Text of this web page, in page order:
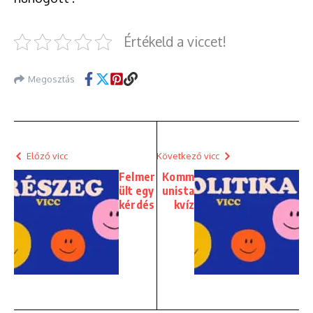
Értékeld a viccet!
Megosztás
Előző vicc
Felmer
ült egy
kérdés
Következő vicc
Komm
unista
kvíz